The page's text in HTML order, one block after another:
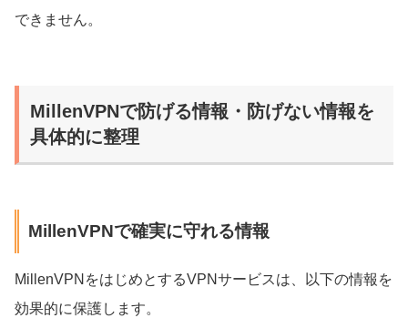
できません。
MillenVPNで防げる情報・防げない情報を
具体的に整理
MillenVPNで確実に守れる情報
MillenVPNをはじめとするVPNサービスは、以下の情報を
効果的に保護します。